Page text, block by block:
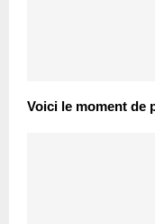
Voici le moment de